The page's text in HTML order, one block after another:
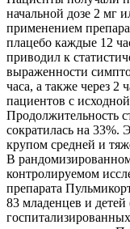
начальной дозе 2 мг
применением
плацебо каждые 12
приводил к
выраженности
часа, а также через 2
пациентов с
Продолжительность
сократилась на 33%.
крупом средней и
В
контролируемом
препарата
83 младенцев и детей